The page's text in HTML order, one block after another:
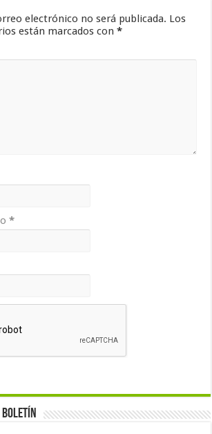
electrónico no será publicada. Los
están marcados con*
*
Boletín